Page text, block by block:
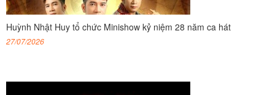
Huỳnh Nhật Huy tổ chức Minishow kỷ niệm 28 năm ca hát
27/07/2026